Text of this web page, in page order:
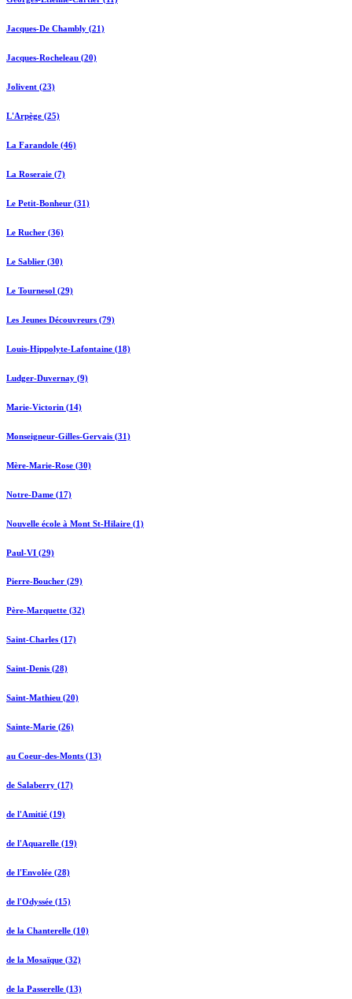
Jacques-De Chambly (21)
Jacques-Rocheleau (20)
Jolivent (23)
L'Arpège (25)
La Farandole (46)
La Roseraie (7)
Le Petit-Bonheur (31)
Le Rucher (36)
Le Sablier (30)
Le Tournesol (29)
Les Jeunes Découvreurs (79)
Louis-Hippolyte-Lafontaine (18)
Ludger-Duvernay (9)
Marie-Victorin (14)
Monseigneur-Gilles-Gervais (31)
Mère-Marie-Rose (30)
Notre-Dame (17)
Nouvelle école à Mont St-Hilaire (1)
Paul-VI (29)
Pierre-Boucher (29)
Père-Marquette (32)
Saint-Charles (17)
Saint-Denis (28)
Saint-Mathieu (20)
Sainte-Marie (26)
au Coeur-des-Monts (13)
de Salaberry (17)
de l'Amitié (19)
de l'Aquarelle (19)
de l'Envolée (28)
de l'Odyssée (15)
de la Chanterelle (10)
de la Mosaïque (32)
de la Passerelle (13)